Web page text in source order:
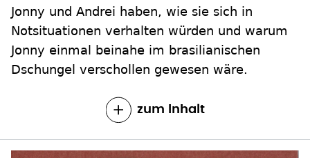
Jonny und Andrei haben, wie sie sich in
Notsituationen verhalten würden und warum
Jonny einmal beinahe im brasilianischen
Dschungel verschollen gewesen wäre.
zum Inhalt